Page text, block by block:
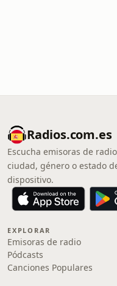
Radios.com.es
Escucha emisoras de
ciudad, género o estado
dispositivo.
EXPLORAR
Emisoras de radio
Pódcasts
Canciones Populares